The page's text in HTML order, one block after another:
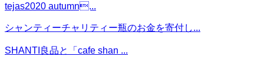
tejas2020 autumn...
シャンティーチャリティー瓶のお金を寄付し...
SHANTI良品と「cafe shan ...